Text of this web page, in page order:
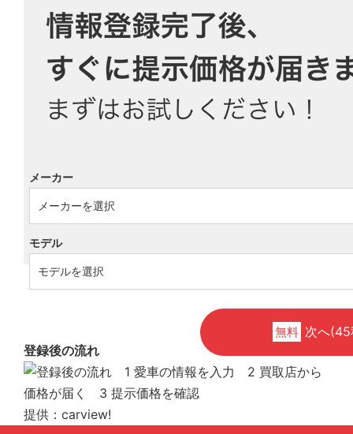
メーカー
モデル
無料 次へ
登録後の流れ
提供：carview!